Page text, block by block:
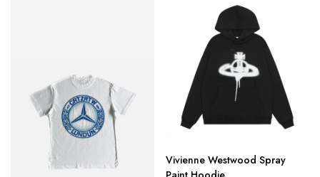
Vivienne Westwood Spray